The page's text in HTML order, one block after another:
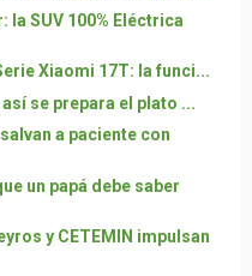
la SUV 100% Eléctrica
Xiaomi 17T: la funci...
se prepara el plato ...
a paciente con
un papá debe saber
y CETEMIN impulsan